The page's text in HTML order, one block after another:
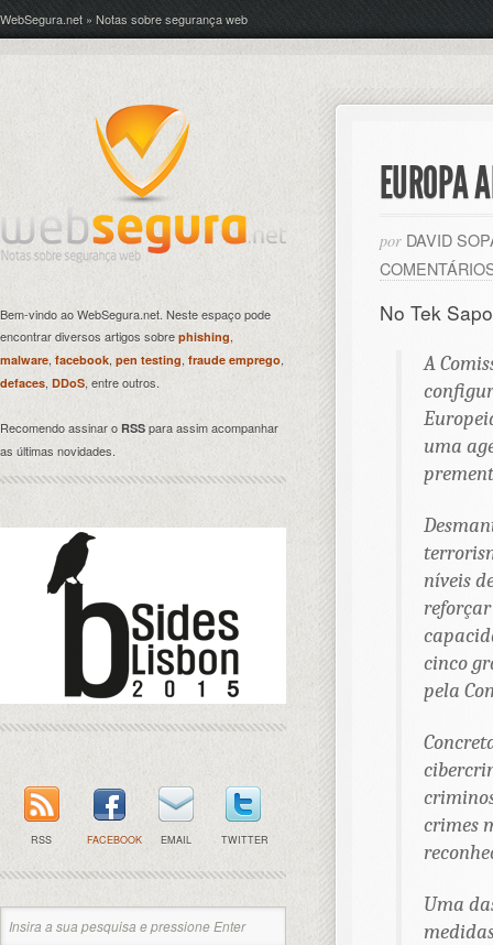
WebSegura.net » Notas sobre segurança web
EUROPA
por DAVID
No Tek
A
uma
níveis
cinco
pela
crimes
Uma
Bem-vindo ao WebSegura.net. Neste espaço pode
encontrar diversos artigos sobre phishing,
malware, facebook, pen testing fraude emprego,
defaces, DDoS, entre outros.
Recomendo assinar o RSS para assim acompanhar
as últimas novidades.
RSS FACEBOOK EMAIL TWITTER